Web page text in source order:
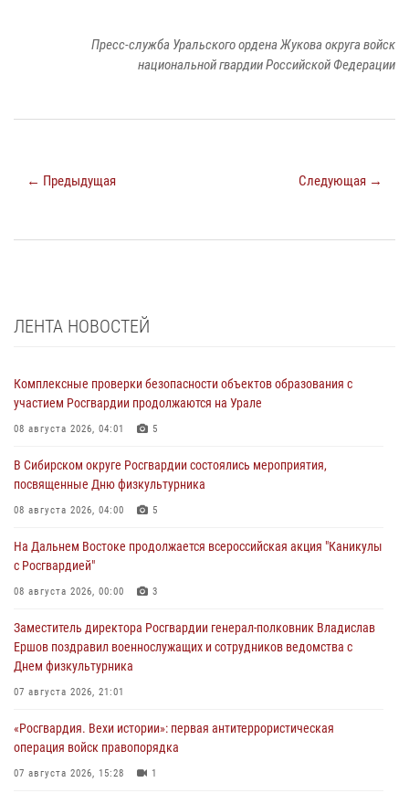
Пресс-служба Уральского ордена Жукова округа войск
национальной гвардии Российской Федерации
← Предыдущая Следующая →
ЛЕНТА НОВОСТЕЙ
Комплексные проверки безопасности объектов образования с
участием Росгвардии продолжаются на Урале
08 августа 2026, 04:01 5
В Сибирском округе Росгвардии состоялись мероприятия,
посвященные Дню физкультурника
08 августа 2026, 04:00 5
На Дальнем Востоке продолжается всероссийская акция "Каникулы
с Росгвардией"
08 августа 2026, 00:00 3
Заместитель директора Росгвардии генерал-полковник Владислав
Ершов поздравил военнослужащих и сотрудников ведомства с
Днем физкультурника
07 августа 2026, 21:01
«Росгвардия. Вехи истории»: первая антитеррористическая
операция войск правопорядка
07 августа 2026, 15:28 1